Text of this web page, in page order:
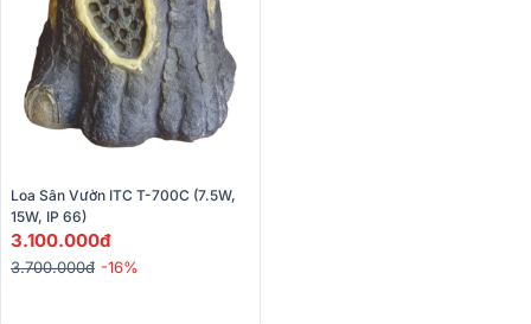
Loa Sân Vườn ITC T-700C (7.5W,
15W, IP 66)
3.100.000đ
3.700.000đ -16%